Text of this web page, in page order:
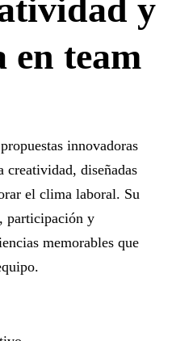
y
en team
innovadoras
creatividad, diseñadas
el clima laboral. Su
participación y
memorables que